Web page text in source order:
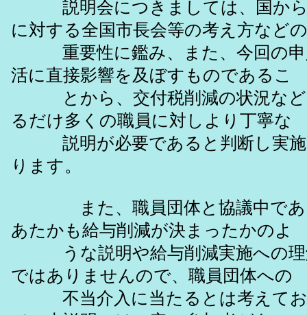
説明会につきましては、国から
に対する全国市長会等の考え方などの
重要性に鑑み、また、今回の申
活に直接影響を及ぼすものであるこ
とから、交付税削減の状況など
るだけ多くの職員に対しより丁寧な
説明が必要であると判断し実施
ります。
また、職員団体と協議中であ
あたかも給与削減が決まったかのよ
うな説明や給与削減実施への理
ではありませんので、職員団体への
不当介入に当たるとは考えてお